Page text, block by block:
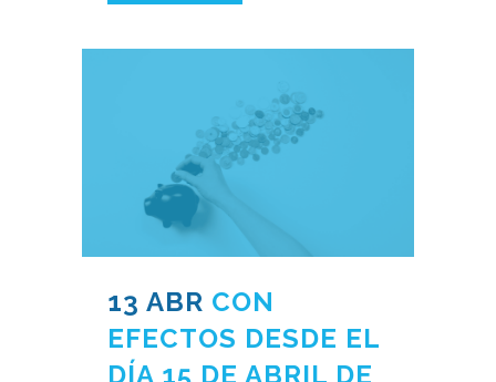
13 ABR CON
EFECTOS DESDE EL
DÍA 15 DE ABRIL DE